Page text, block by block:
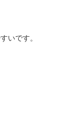
いです。